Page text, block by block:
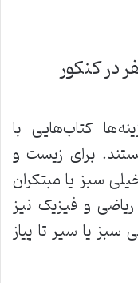
در کنکور
کتاب‌هایی با
برای زیست و
سبز یا مبتکران
و فیزیک نیز
یا سیر تا پیاز